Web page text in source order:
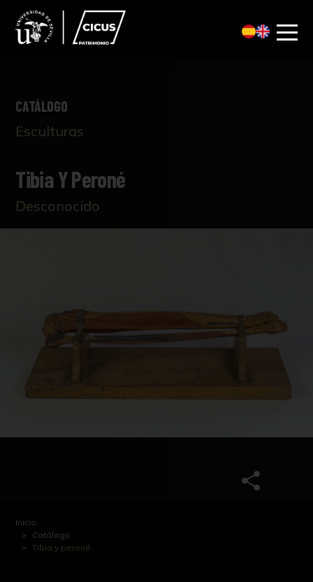
CATÁLOGO
Esculturas
Tibia Y Peroné
Desconocido
Inicio
Catálogo
Tibia y peroné